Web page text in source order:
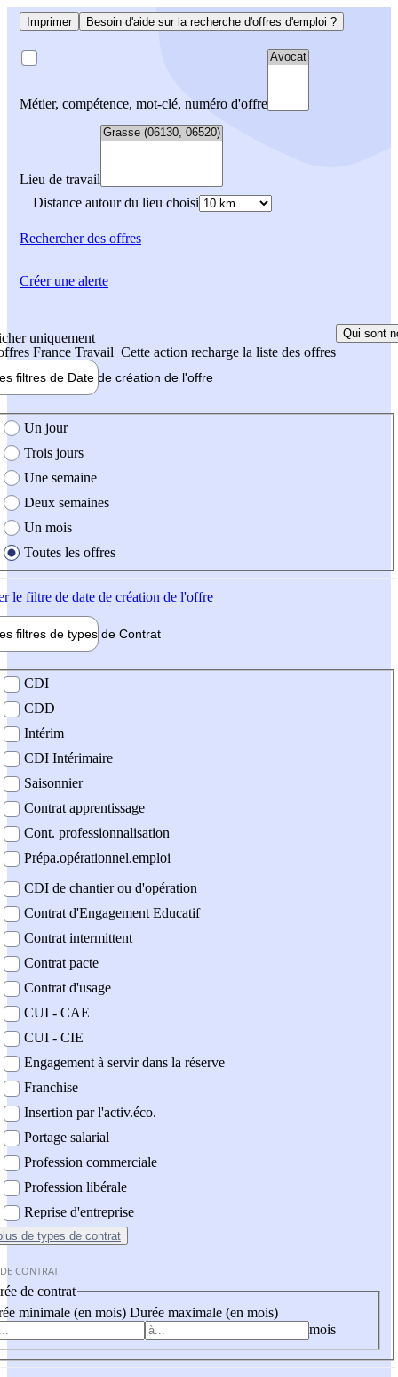
Imprimer Besoin d'aide sur la recherche d'offres d'emploi ?
Métier, compétence, mot-clé, numéro d'offre
Lieu de travail
Distance autour du lieu choisi
Rechercherdes offres
uniquement
France Travail Cette action recharge la liste des offres
Qui sont
filtres de Date de création de l'offre
création de l'offre
Un jour
Trois jours
Une semaine
Deux semaines
Un mois
Toutes les offres
le filtre de date de création de l'offre
filtres de types de Contrat
contrat
CDI
CDD
Intérim
CDI Intérimaire
Saisonnier
Contrat apprentissage
Cont. professionnalisation
Prépa.opérationnel.emploi
CDI de chantier ou d'opération
Contrat d'Engagement Educatif
Contrat intermittent
Contrat pacte
Contrat d'usage
CUI - CAE
CUI - CIE
Engagement à servir dans la réserve
Franchise
Insertion par l'activ.éco.
Portage salarial
Profession commerciale
Profession libérale
Reprise d'entreprise
de types de contrat
CONTRAT
de contrat
minimale (en mois) Durée maximale (en mois)
mois
Créer une alerte